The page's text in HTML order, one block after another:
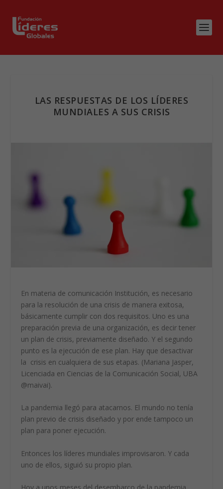
LAS RESPUESTAS DE LOS LÍDERES
MUNDIALES A SUS CRISIS
En materia de comunicación Institución, es necesario
para la resolución de una crisis de manera exitosa,
básicamente cumplir con dos requisitos. Uno es una
preparación previa de una organización, es decir tener
un plan de crisis, previamente diseñado. Y el segundo
punto es la ejecución de ese plan. Hay que desactivar
la crisis en cualquiera de sus etapas. (Mariana Jasper,
Licenciada en Ciencias de la Comunicación Social, UBA
@maivai).
La pandemia llegó para atacarnos. El mundo no tenía
plan previo de crisis diseñado y por ende tampoco un
plan para poner ejecución.
Entonces los líderes mundiales improvisaron. Y cada
uno de ellos, siguió su propio plan.